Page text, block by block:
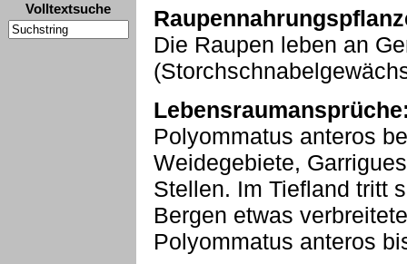
Volltextsuche
Die Raupen leben an
Polyommatus anteros
Weidegebiete,
Stellen. Im Tiefland tritt
Bergen etwas
Polyommatus anteros